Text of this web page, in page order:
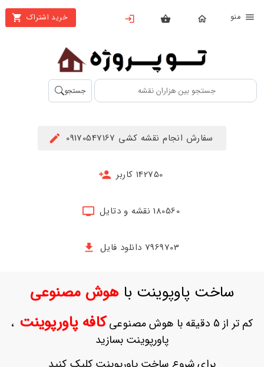
خرید اشتراک
بستن
محصولات
تهیه
اشتراک
حساب
ثبت
بازیابی
جستجو
سفارش انجام نقشه کشی 09170547167
142750 کاربر
180560 نقشه و دتایل
7969703 دانلود فایل
ساخت پاوپوینت باهوش مصنوعی
کم تر از 5 دقیقه با هوش مصنوعی کافه پاورپوینت ،
پاورپوینت بسازید